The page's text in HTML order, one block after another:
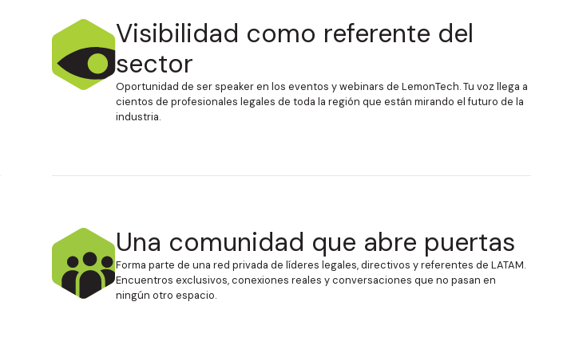
Visibilidad como referente del
sector
Oportunidad de ser speaker en los eventos y webinars de LemonTech. Tu voz llega a
cientos de profesionales legales de toda la región que están mirando el futuro de la
industria.
Una comunidad que abre puertas
Forma parte de una red privada de líderes legales, directivos y referentes de LATAM.
Encuentros exclusivos, conexiones reales y conversaciones que no pasan en
ningún otro espacio.